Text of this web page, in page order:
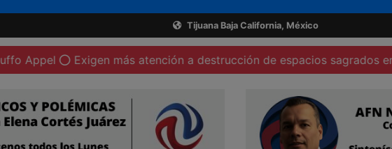
Tijuana Baja California, México
Exigen más atención a destrucción de espacios sagrados en Tecate